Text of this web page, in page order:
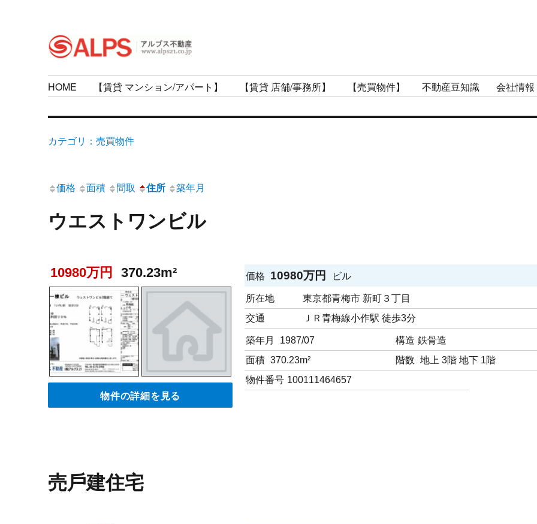
アルプス不動産
HOME 【賃貸 マンション/アパート】 【賃貸 店舗/事務所】 【売買物件】 不動産豆知識 会社情報
カテゴリ：売買物件
価格 面積 間取 住所 築年月
ウエストワンビル
10980万円 370.23m²
物件の詳細を見る
価格 10980万円 ビル
所在地
東京都青梅市 新町３丁目
交通
ＪＲ青梅線小作駅 徒歩3分
築年月 1987/07 構造 鉄骨造
面積 370.23m² 階数 地上 3階 地下 1階
物件番号 100111464657
売⼾建住宅